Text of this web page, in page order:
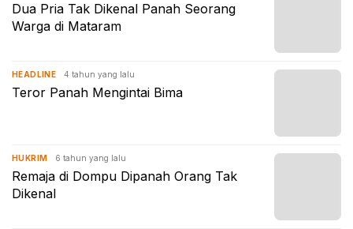
Dua Pria Tak Dikenal Panah Seorang
Warga di Mataram
HEADLINE 4 tahun yang lalu
Teror Panah Mengintai Bima
HUKRIM 6 tahun yang lalu
Remaja di Dompu Dipanah Orang Tak
Dikenal